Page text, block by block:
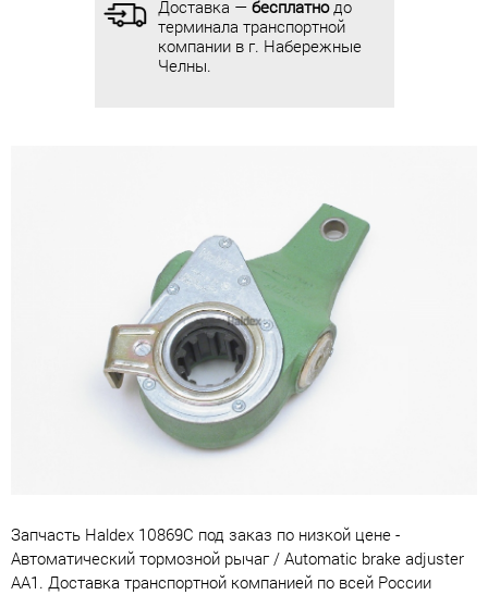
Доставка — бесплатнодо
терминала транспортной
компании в г. Набережные
Челны.
Доставка — бесплатнодо
терминала транспортной
компании в г. Набережные
Челны.
Запчасть Haldex 10869C под заказ по низкой цене -
Автоматический тормозной рычаг / Automatic brake adjuster
AA1. Доставка транспортной компанией по всей России